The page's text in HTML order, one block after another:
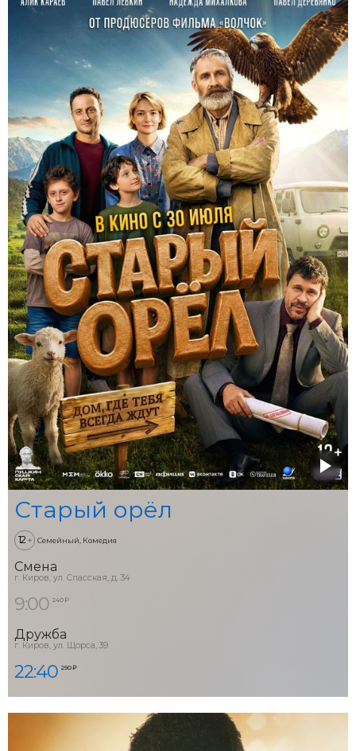
Старый орёл
12+ Семейный, Комедия
Смена
г. Киров, ул. Спасская, д. 34
9:00 240 ₽
Дружба
г. Киров, ул. Щорса, 39
22:40 290 ₽